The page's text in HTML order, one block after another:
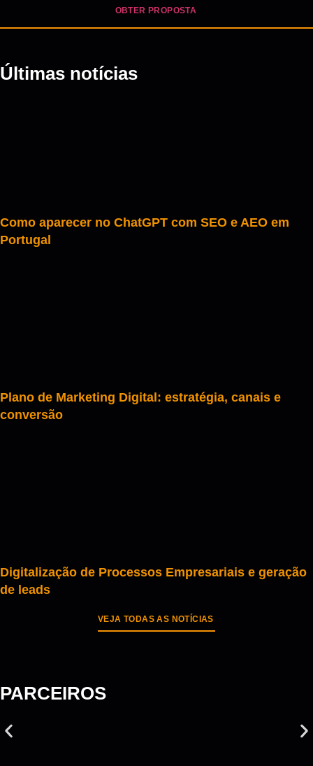
OBTER PROPOSTA
Últimas notícias
Como aparecer no ChatGPT com SEO e AEO em
Portugal
Plano de Marketing Digital: estratégia, canais e
conversão
Digitalização de Processos Empresariais e geração
de leads
VEJA TODAS AS NOTÍCIAS
PARCEIROS